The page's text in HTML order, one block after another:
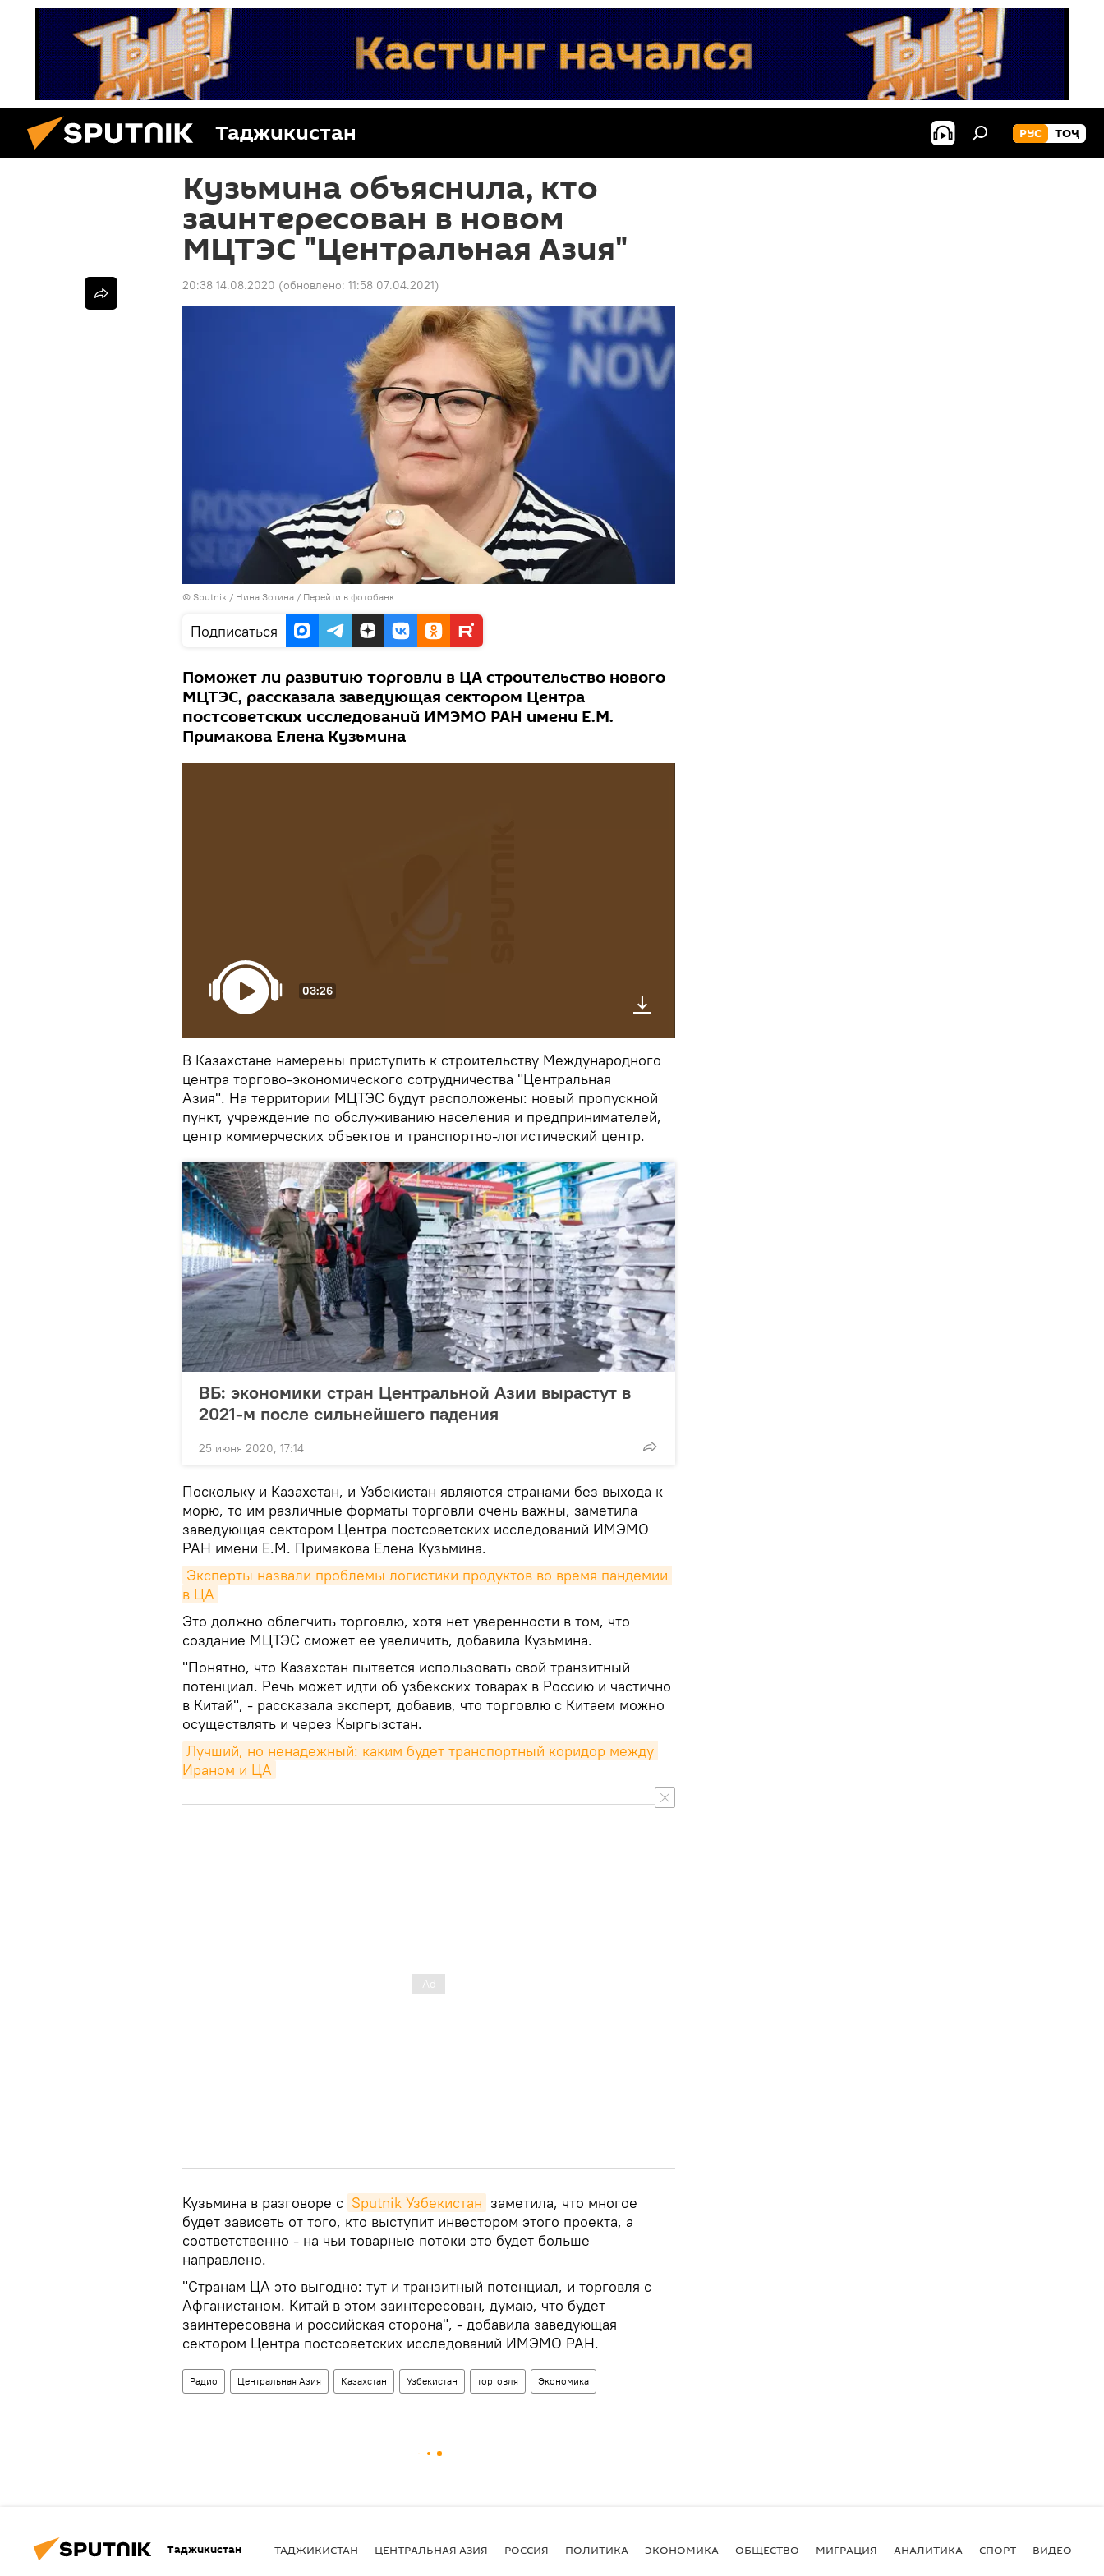
Таджикистан РУС ТОҶ
Кузьмина объяснила, кто
заинтересован в новом
МЦТЭС "Центральная Азия"
20:38 14.08.2020 (обновлено: 11:58 07.04.2021)
© Sputnik / Нина Зотина / Перейти в фотобанк
Подписаться
Поможет ли развитию торговли в ЦА строительство нового
МЦТЭС, рассказала заведующая сектором Центра
постсоветских исследований ИМЭМО РАН имени Е.М.
Примакова Елена Кузьмина
03:26
В Казахстане намерены приступить к строительству Международного
центра торгово-экономического сотрудничества "Центральная
Азия". На территории МЦТЭС будут расположены: новый пропускной
пункт, учреждение по обслуживанию населения и предпринимателей,
центр коммерческих объектов и транспортно-логистический центр.
ВБ: экономики стран Центральной Азии вырастут в
2021-м после сильнейшего падения
25 июня 2020, 17:14
Поскольку и Казахстан, и Узбекистан являются странами без выхода к
морю, то им различные форматы торговли очень важны, заметила
заведующая сектором Центра постсоветских исследований ИМЭМО
РАН имени Е.М. Примакова Елена Кузьмина.
Эксперты назвали проблемы логистики продуктов во время пандемии
в ЦА
Это должно облегчить торговлю, хотя нет уверенности в том, что
создание МЦТЭС сможет ее увеличить, добавила Кузьмина.
"Понятно, что Казахстан пытается использовать свой транзитный
потенциал. Речь может идти об узбекских товарах в Россию и частично
в Китай", - рассказала эксперт, добавив, что торговлю с Китаем можно
осуществлять и через Кыргызстан.
Лучший, но ненадежный: каким будет транспортный коридор между
Ираном и ЦА
Кузьмина в разговоре с Sputnik Узбекистан заметила, что многое
будет зависеть от того, кто выступит инвестором этого проекта, а
соответственно - на чьи товарные потоки это будет больше
направлено.
"Странам ЦА это выгодно: тут и транзитный потенциал, и торговля с
Афганистаном. Китай в этом заинтересован, думаю, что будет
заинтересована и российская сторона", - добавила заведующая
сектором Центра постсоветских исследований ИМЭМО РАН.
Радио Центральная Азия Казахстан Узбекистан торговля Экономика
Таджикистан ТАДЖИКИСТАН ЦЕНТРАЛЬНАЯ АЗИЯ РОССИЯ ПОЛИТИКА ЭКОНОМИКА ОБЩЕСТВО МИГРАЦИЯ АНАЛИТИКА СПОРТ ВИДЕО